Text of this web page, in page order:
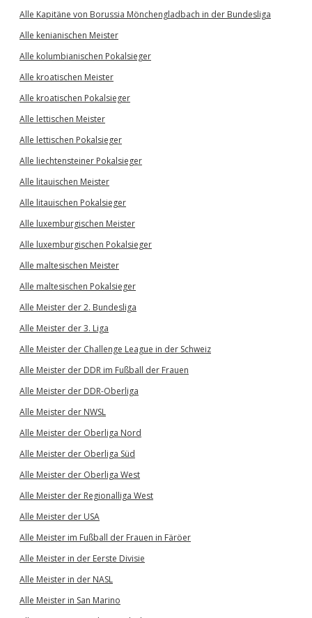
Alle Kapitäne von Borussia Mönchengladbach in der Bundesliga
Alle kenianischen Meister
Alle kolumbianischen Pokalsieger
Alle kroatischen Meister
Alle kroatischen Pokalsieger
Alle lettischen Meister
Alle lettischen Pokalsieger
Alle liechtensteiner Pokalsieger
Alle litauischen Meister
Alle litauischen Pokalsieger
Alle luxemburgischen Meister
Alle luxemburgischen Pokalsieger
Alle maltesischen Meister
Alle maltesischen Pokalsieger
Alle Meister der 2. Bundesliga
Alle Meister der 3. Liga
Alle Meister der Challenge League in der Schweiz
Alle Meister der DDR im Fußball der Frauen
Alle Meister der DDR-Oberliga
Alle Meister der NWSL
Alle Meister der Oberliga Nord
Alle Meister der Oberliga Süd
Alle Meister der Oberliga West
Alle Meister der Regionalliga West
Alle Meister der USA
Alle Meister im Fußball der Frauen in Färöer
Alle Meister in der Eerste Divisie
Alle Meister in der NASL
Alle Meister in San Marino